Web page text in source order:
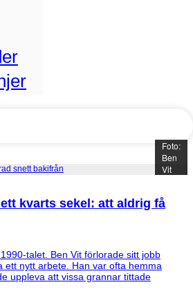
Foto:
Ben
Vit
kvarts sekel: att aldrig få
talet. Ben Vit förlorade sitt jobb
ett nytt arbete. Han var ofta hemma
uppleva att vissa grannar tittade